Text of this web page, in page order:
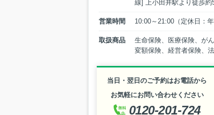
線] 上小田井駅より徒歩約
営業時間 10:00～21:00（定休日：年
取扱商品
生命保険、医療保険、が
変額保険、経営者保険、
当日・翌日のご予約はお電話から
お気軽にお問い合わせください
0120-201-724